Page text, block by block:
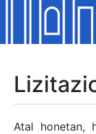
Erakutsi/
Erakutsi/
Erakutsi/
Atal honetan,